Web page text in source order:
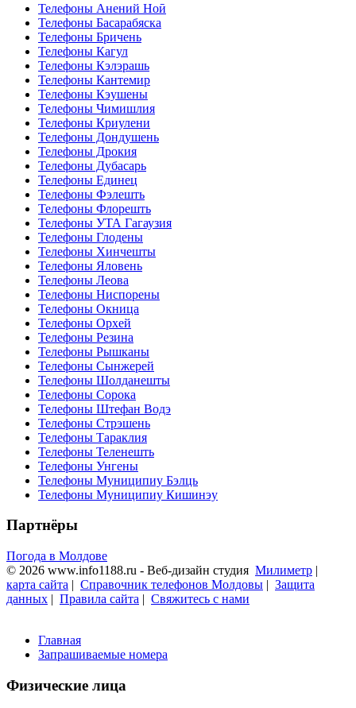
Телефоны Анений Ноӣ
Телефоны Басарабяска
Телефоны Бричень
Телефоны Кагул
Телефоны Кэлэрашь
Телефоны Кантемир
Телефоны Кэушены
Телефоны Чимишлия
Телефоны Криулени
Телефоны Дондушень
Телефоны Дрокия
Телефоны Дубасарь
Телефоны Единец
Телефоны Фэлешть
Телефоны Флорешть
Телефоны УТА Гагаузия
Телефоны Глодены
Телефоны Хинчешты
Телефоны Яловень
Телефоны Леова
Телефоны Ниспорены
Телефоны Окница
Телефоны Орхей
Телефоны Резина
Телефоны Рышканы
Телефоны Сынжерей
Телефоны Шолданешты
Телефоны Сорока
Телефоны Штефан Водэ
Телефоны Стрэшень
Телефоны Тараклия
Телефоны Теленешть
Телефоны Унгены
Телефоны Муниципиу Бэлць
Телефоны Муниципиу Кишинэу
Партнёры
Погода в Молдове
© 2026 www.info1188.ru - Веб-дизайн студия Милиметр |
карта сайта | Справочник телефонов Молдовы | Защита
данных | Правила сайта | Свяжитесь с нами
Главная
Запрашиваемые номера
Физические лица